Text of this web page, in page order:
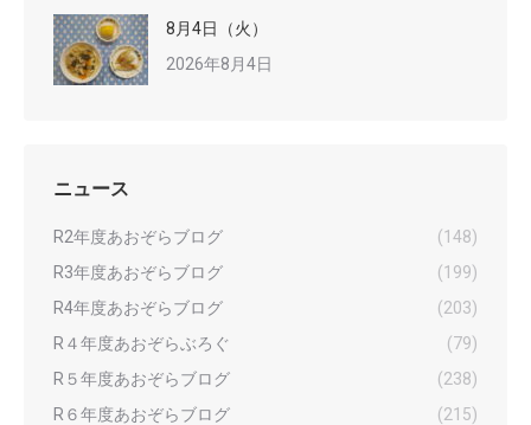
8月4日（火）
2026年8月4日
ニュース
R2年度あおぞらブログ
(148)
R3年度あおぞらブログ
(199)
R4年度あおぞらブログ
(203)
R４年度あおぞらぶろぐ
(79)
R５年度あおぞらブログ
(238)
R６年度あおぞらブログ
(215)